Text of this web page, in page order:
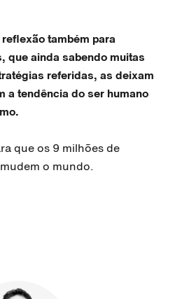
também para
que ainda sabendo muitas
referidas, as deixam
a tendência do ser humano
que os 9 milhões de
o mundo.